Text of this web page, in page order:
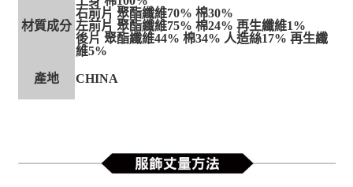
材質成分
右前片 聚酯纖維70% 棉30%
左前片 聚酯纖維75% 棉24% 再生纖維1%
後片 聚酯纖維44% 棉34% 人造絲17% 再生纖
維5%
產地 CHINA